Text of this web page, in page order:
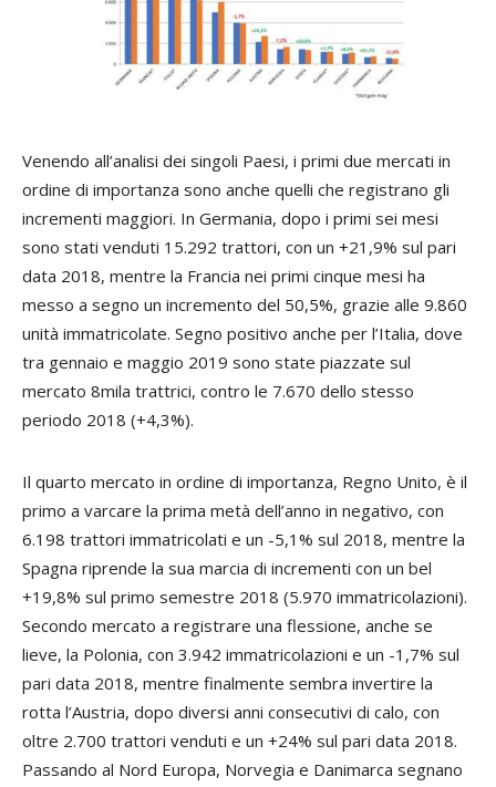
Venendo all’analisi dei singoli Paesi, i primi due mercati in
ordine di importanza sono anche quelli che registrano gli
incrementi maggiori. In Germania, dopo i primi sei mesi
sono stati venduti 15.292 trattori, con un +21,9% sul pari
data 2018, mentre la Francia nei primi cinque mesi ha
messo a segno un incremento del 50,5%, grazie alle 9.860
unità immatricolate. Segno positivo anche per l’Italia, dove
tra gennaio e maggio 2019 sono state piazzate sul
mercato 8mila trattrici, contro le 7.670 dello stesso
periodo 2018 (+4,3%).
Il quarto mercato in ordine di importanza, Regno Unito, è il
primo a varcare la prima metà dell’anno in negativo, con
6.198 trattori immatricolati e un -5,1% sul 2018, mentre la
Spagna riprende la sua marcia di incrementi con un bel
+19,8% sul primo semestre 2018 (5.970 immatricolazioni).
Secondo mercato a registrare una flessione, anche se
lieve, la Polonia, con 3.942 immatricolazioni e un -1,7% sul
pari data 2018, mentre finalmente sembra invertire la
rotta l’Austria, dopo diversi anni consecutivi di calo, con
oltre 2.700 trattori venduti e un +24% sul pari data 2018.
Passando al Nord Europa, Norvegia e Danimarca segnano